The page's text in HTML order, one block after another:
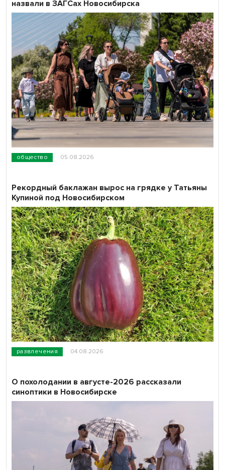
общество 05.08.2026
назвали в ЗАГСах Новосибирска
развлечения 04.08.2026
Рекордный баклажан вырос на грядке у Татьяны
Купиной под Новосибирском
О похолодании в августе-2026 рассказали
синоптики в Новосибирске